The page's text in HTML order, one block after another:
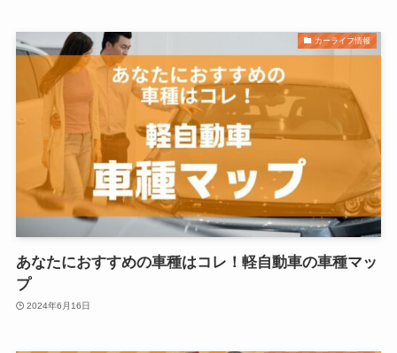
カーライフ情報
あなたにおすすめの車種はコレ！軽自動車の車種マッ
プ
2024年6月16日